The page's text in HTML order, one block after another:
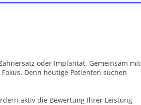
oder Implantat. Gemeinsam mit
Denn heutige Patienten suchen
aktiv die Bewertung Ihrer Leistung